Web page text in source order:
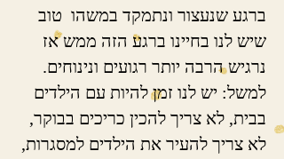
ברגע שנעצור ונתמקד במשהו טוב
שיש לנו בחיינו ברגע הזה ממש אז
נרגיש הרבה יותר רגועים ונינוחים.
למשל: יש לנו זמן להיות עם הילדים
בבית, לא צריך להכין כריכים בבוקר,
לא צריך להעיר את הילדים למסגרות,